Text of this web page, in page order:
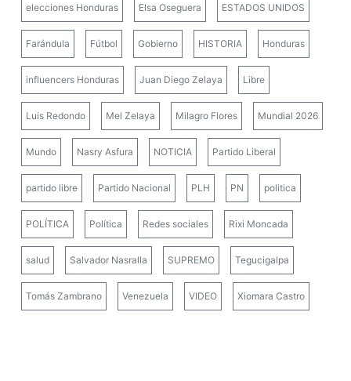
elecciones Honduras Elsa Oseguera ESTADOS UNIDOS
Farándula Fútbol Gobierno HISTORIA Honduras
influencers Honduras Juan Diego Zelaya Libre
Luis Redondo Mel Zelaya Milagro Flores Mundial 2026
Mundo Nasry Asfura NOTICIA Partido Liberal
partido libre Partido Nacional PLH PN politica
POLÍTICA Política Redes sociales Rixi Moncada
salud Salvador Nasralla SUPREMO Tegucigalpa
Tomás Zambrano Venezuela VIDEO Xiomara Castro